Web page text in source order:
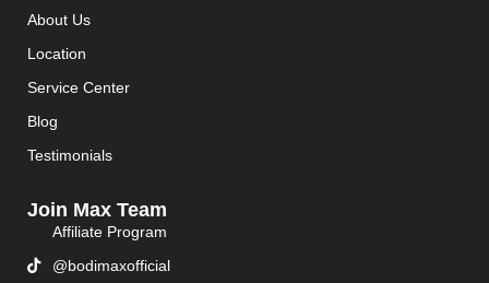
About Us
Location
Service Center
Blog
Testimonials
Join Max Team
Affiliate Program
@bodimaxofficial